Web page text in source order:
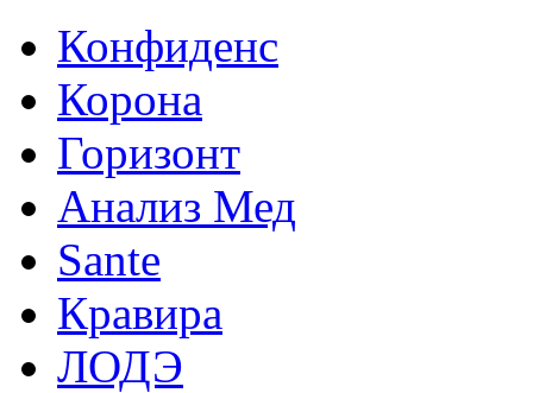
Конфиденс
Корона
Горизонт
Анализ Мед
Sante
Кравира
ЛОДЭ